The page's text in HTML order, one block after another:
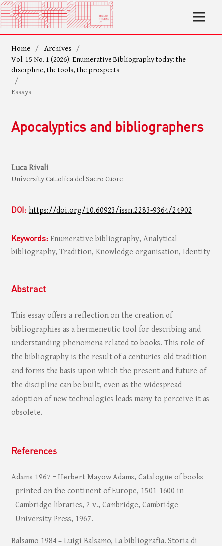
Home / Archives
/
Vol. 15 No. 1 (2026): Enumerative Bibliography today: the
discipline, the tools, the prospects
/
Essays
Apocalyptics and bibliographers
Luca Rivali
University Cattolica del Sacro Cuore
DOI: https://doi.org/10.60923/issn.2283-9364/24902
Keywords: Enumerative bibliography, Analytical
bibliography, Tradition, Knowledge organisation, Identity
Abstract
This essay offers a reflection on the creation of
bibliographies as a hermeneutic tool for describing and
understanding phenomena related to books. This role of
the bibliography is the result of a centuries-old tradition
and forms the basis upon which the present and future of
the discipline can be built, even as the widespread
adoption of new technologies leads many to perceive it as
obsolete.
References
Adams 1967 = Herbert Mayow Adams, Catalogue of books
printed on the continent of Europe, 1501-1600 in
Cambridge libraries, 2 v., Cambridge, Cambridge
University Press, 1967.
Balsamo 1984 = Luigi Balsamo, La bibliografia. Storia di